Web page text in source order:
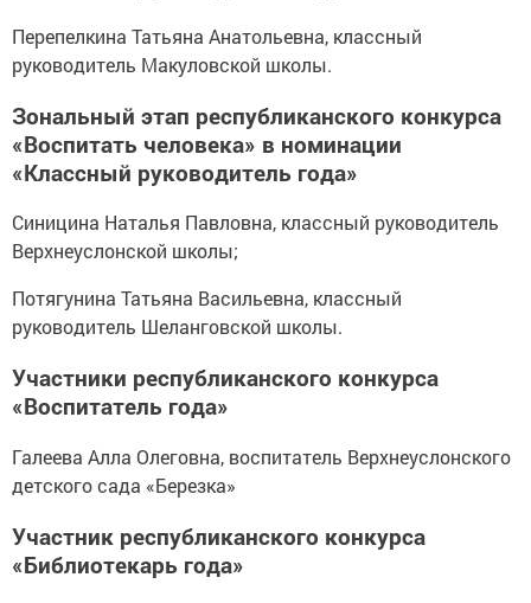
Перепелкина Татьяна Анатольевна, классный
руководитель Макуловской школы.
Зональный этап республиканского конкурса
«Воспитать человека» в номинации
«Классный руководитель года»
Синицина Наталья Павловна, классный руководитель
Верхнеуслонской школы;
Потягунина Татьяна Васильевна, классный
руководитель Шеланговской школы.
Участники республиканского конкурса
«Воспитатель года»
Галеева Алла Олеговна, воспитатель Верхнеуслонского
детского сада «Березка»
Участник республиканского конкурса
«Библиотекарь года»